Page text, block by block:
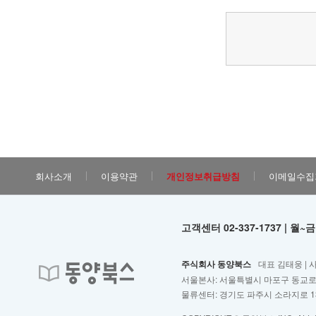
회사소개 이용약관 개인정보취급방침 이메일수
고객센터 02-337-1737 | 월~
주식회사 동양북스 대표 김태웅 |
서울본사: 서울특별시 마포구 동교
물류센터: 경기도 파주시 소라지로